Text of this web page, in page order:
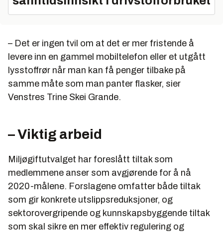
– Det er ingen tvil om at det er mer fristende å
levere inn en gammel mobiltelefon eller et utgått
lysstoffrør når man kan få penger tilbake på
samme måte som man panter flasker, sier
Venstres Trine Skei Grande.
– Viktig arbeid
Miljøgiftutvalget har foreslått tiltak som
medlemmene anser som avgjørende for å nå
2020-målene. Forslagene omfatter både tiltak
som gir konkrete utslippsreduksjoner, og
sektorovergripende og kunnskapsbyggende tiltak
som skal sikre en mer effektiv regulering og